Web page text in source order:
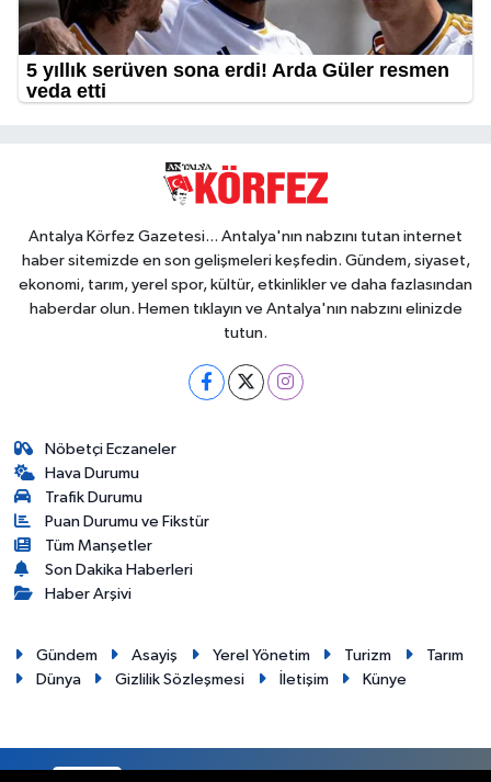
Antalya Körfez Gazetesi... Antalya'nın nabzını tutan internet
haber sitemizde en son gelişmeleri keşfedin. Gündem, siyaset,
ekonomi, tarım, yerel spor, kültür, etkinlikler ve daha fazlasından
haberdar olun. Hemen tıklayın ve Antalya'nın nabzını elinizde
tutun.
Nöbetçi Eczaneler
Hava Durumu
Trafik Durumu
Puan Durumu ve Fikstür
Tüm Manşetler
Son Dakika Haberleri
Haber Arşivi
Gündem Asayiş Yerel Yönetim Turizm
Tarım
Dünya
Gizlilik Sözleşmesi İletişim Künye